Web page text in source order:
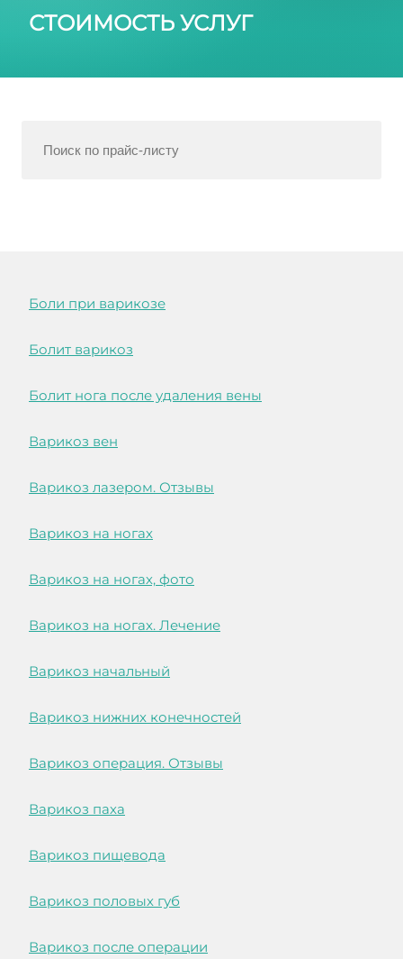
СТОИМОСТЬ УСЛУГ
Боли при варикозе
Болит варикоз
Болит нога после удаления вены
Варикоз вен
Варикоз лазером. Отзывы
Варикоз на ногах
Варикоз на ногах, фото
Варикоз на ногах. Лечение
Варикоз начальный
Варикоз нижних конечностей
Варикоз операция. Отзывы
Варикоз паха
Варикоз пищевода
Варикоз половых губ
Варикоз после операции